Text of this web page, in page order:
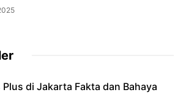
Plus di Jakarta Fakta dan Bahaya